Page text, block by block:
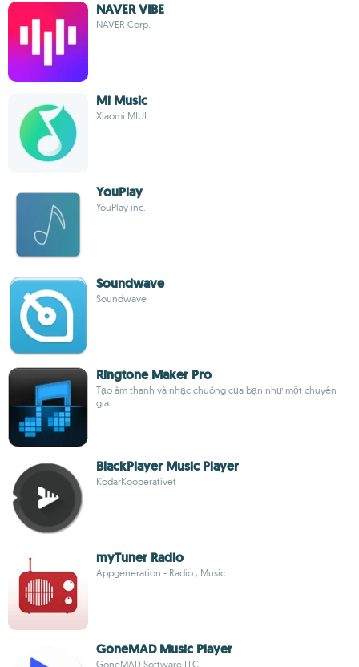
NAVER VIBE
NAVER Corp.
Mi Music
Xiaomi MIUI
YouPlay
YouPlay inc.
Soundwave
Soundwave
Ringtone Maker Pro
Tạo âm thanh và nhạc chuông của bạn như một chuyên
gia
BlackPlayer Music Player
KodarKooperativet
myTuner Radio
Appgeneration - Radio , Music
GoneMAD Music Player
GoneMAD Software LLC